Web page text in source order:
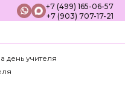
+7 (499) 165-06-57
+7 (903) 707-17-21
день учителя